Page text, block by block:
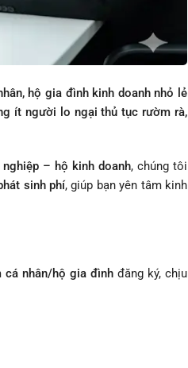
hộ gia đình kinh doanh nhỏ lẻ
ít người lo ngại thủ tục rườm rà,
– hộ kinh doanh, chúng tôi
sinh phí, giúp bạn yên tâm kinh
cá nhân/hộ gia đình đăng ký, chịu